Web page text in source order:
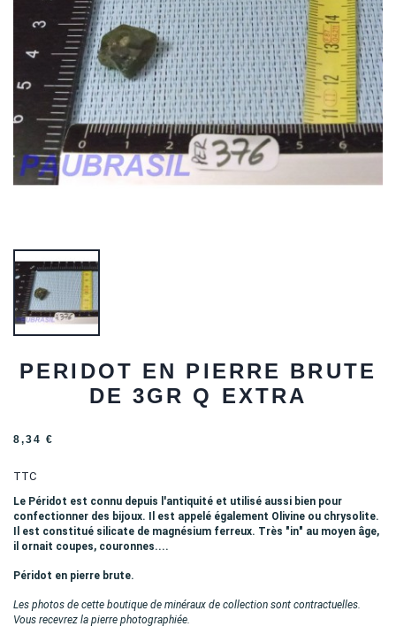
PERIDOT EN PIERRE BRUTE
DE 3GR Q EXTRA
8,34 €
TTC
Le Péridot est connu depuis l'antiquité et utilisé aussi bien pour
confectionner des bijoux. Il est appelé également Olivine ou chrysolite.
Il est constitué silicate de magnésium ferreux. Très "in" au moyen âge,
il ornait coupes, couronnes....
Péridot en pierre brute.
Les photos de cette boutique de minéraux de collection sont contractuelles.
Vous recevrez la pierre photographiée.